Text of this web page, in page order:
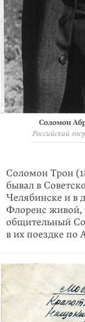
Соломон
Российский
Соломон Трон
бывал в
Челябинске и в
Флоренс живой,
общительный
в их поездке по